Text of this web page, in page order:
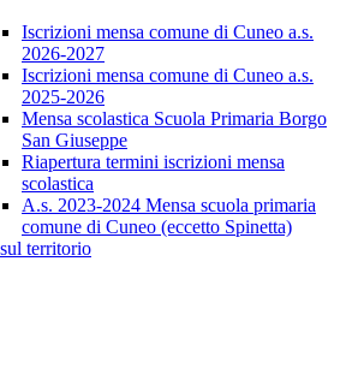
Iscrizioni mensa comune di Cuneo a.s.
2026-2027
Iscrizioni mensa comune di Cuneo a.s.
2025-2026
Mensa scolastica Scuola Primaria Borgo
San Giuseppe
Riapertura termini iscrizioni mensa
scolastica
A.s. 2023-2024 Mensa scuola primaria
comune di Cuneo (eccetto Spinetta)
territorio